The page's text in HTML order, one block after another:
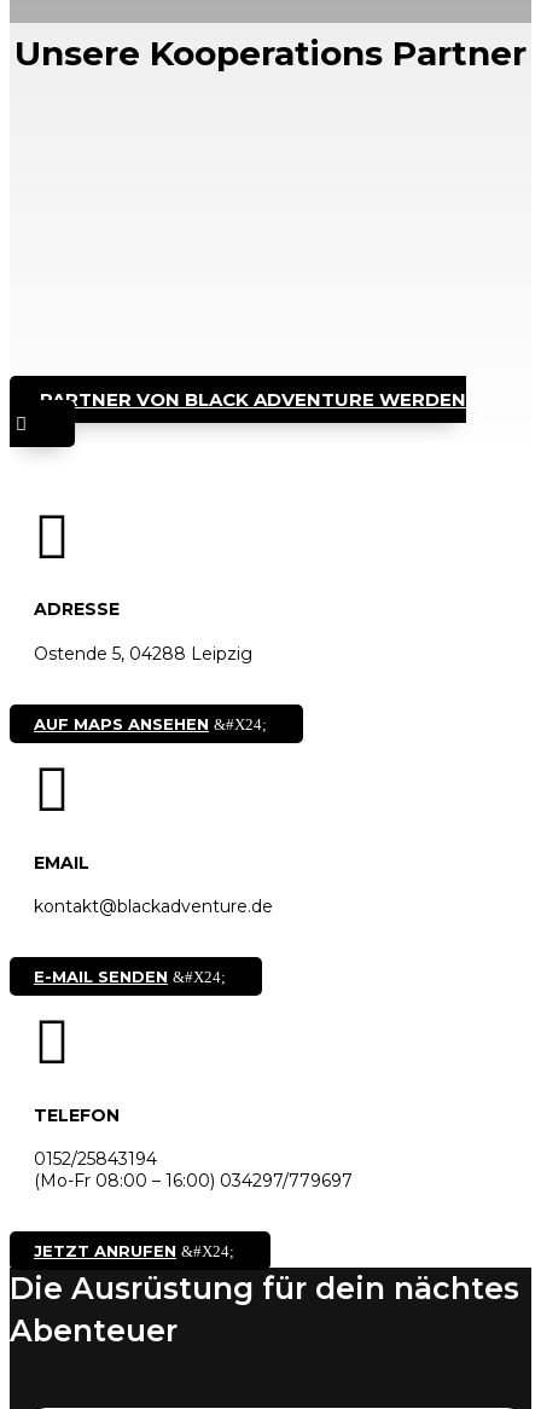
Unsere Kooperations Partner
PARTNER VON BLACK ADVENTURE WERDEN

ADRESSE
Ostende 5, 04288 Leipzig
AUF MAPS ANSEHEN

EMAIL
kontakt@blackadventure.de
E-MAIL SENDEN

TELEFON
0152/25843194
(Mo-Fr 08:00 – 16:00) 034297/779697
JETZT ANRUFEN
Die Ausrüstung für dein nächtes
Abenteuer